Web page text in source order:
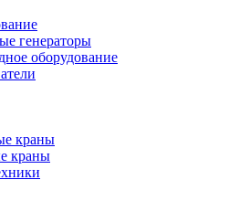
генераторы
оборудование
краны
краны